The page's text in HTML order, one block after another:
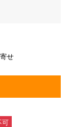
せ
可